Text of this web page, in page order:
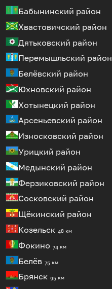
Бабынинский район
Хвастовичский район
Дятьковский район
Перемышльский район
Белёвский район
Юхновский район
Хотынецкий район
Арсеньевский район
Износковский район
Урицкий район
Медынский район
Ферзиковский район
Сосковский район
Щёкинский район
Козельск 48 км
Фокино 74 км
Белёв 75 км
Брянск 95 км